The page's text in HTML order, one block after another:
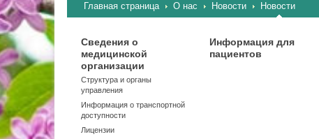
Главная страница О нас Новости Новости
Сведения о
медицинской
организации
Структура и органы
управления
Информация о транспортной
доступности
Лицензии
Информация для
пациентов